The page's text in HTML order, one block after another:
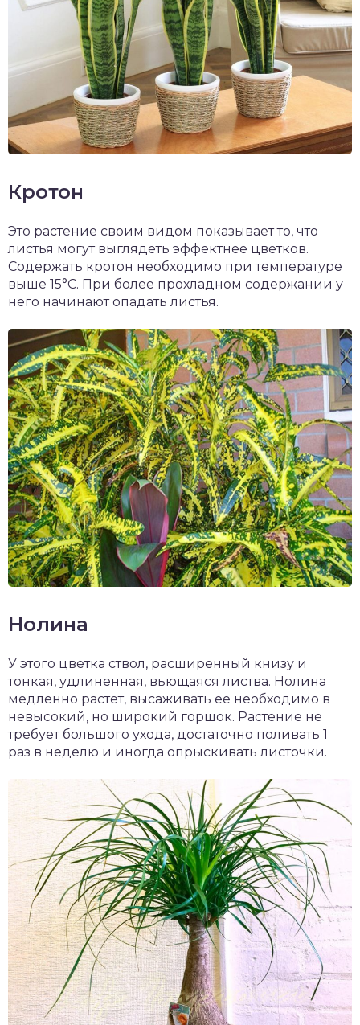
Кротон
Это растение своим видом показывает то, что
листья могут выглядеть эффектнее цветков.
Содержать кротон необходимо при температуре
выше 15°С. При более прохладном содержании у
него начинают опадать листья.
Нолина
У этого цветка ствол, расширенный книзу и
тонкая, удлиненная, вьющаяся листва. Нолина
медленно растет, высаживать ее необходимо в
невысокий, но широкий горшок. Растение не
требует большого ухода, достаточно поливать 1
раз в неделю и иногда опрыскивать листочки.